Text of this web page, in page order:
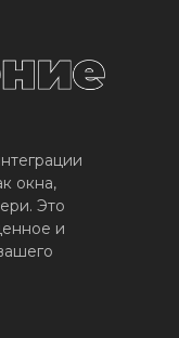
окна,
Это
и